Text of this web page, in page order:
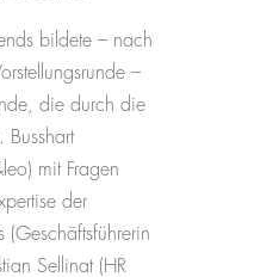
bildete – nach
–
die durch die
Busshart
mit Fragen
der
Sellinat (HR